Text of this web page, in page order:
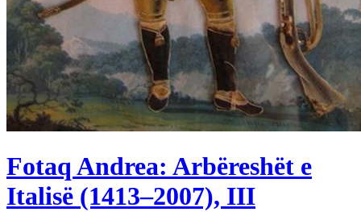
Fotaq Andrea: Arbëreshët e
Italisë (1413–2007), III